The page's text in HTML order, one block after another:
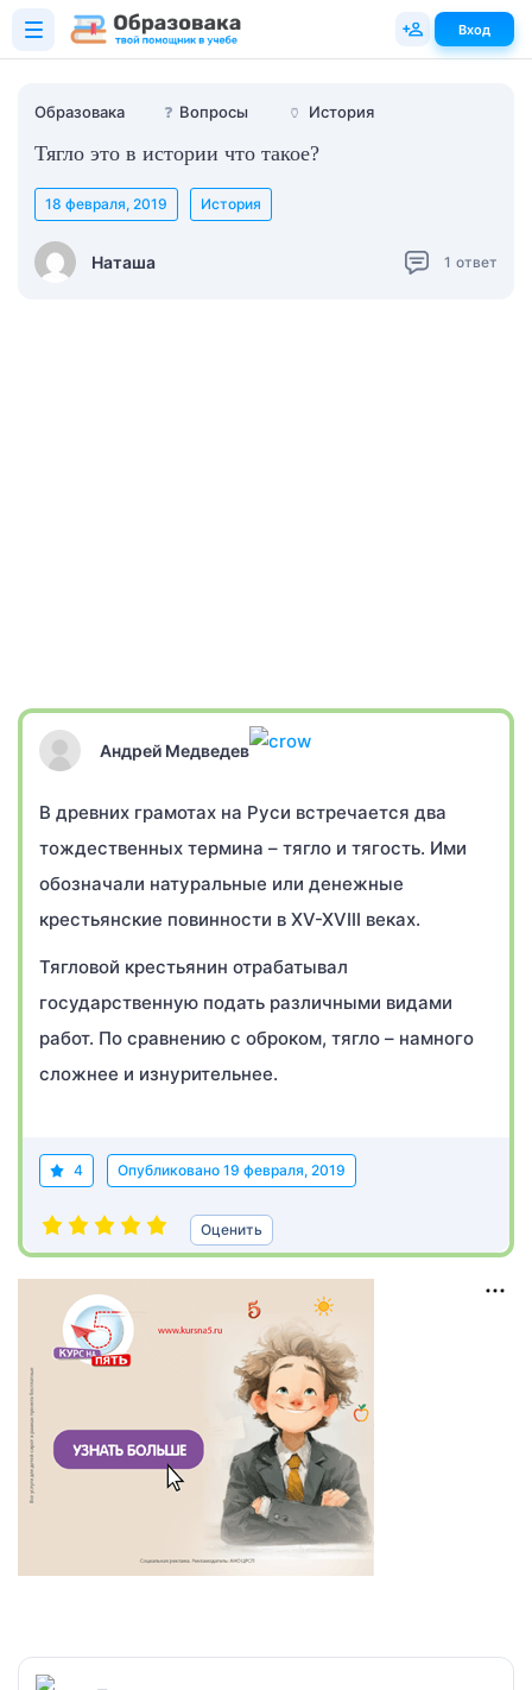
Образовака ❓ Вопросы 🏺 История
Тягло это в истории что такое?
Наташа
18 февраля, 2019 История
1 ответ
Андрей Медведев
В древних грамотах на Руси встречается два
тождественных термина – тягло и тягость. Ими
обозначали натуральные или денежные
крестьянские повинности в XV-XVIII веках.
Тягловой крестьянин отрабатывал
государственную подать различными видами
работ. По сравнению с оброком, тягло – намного
сложнее и изнурительнее.
4 Опубликовано 19 февраля, 2019
Оценить
Вход